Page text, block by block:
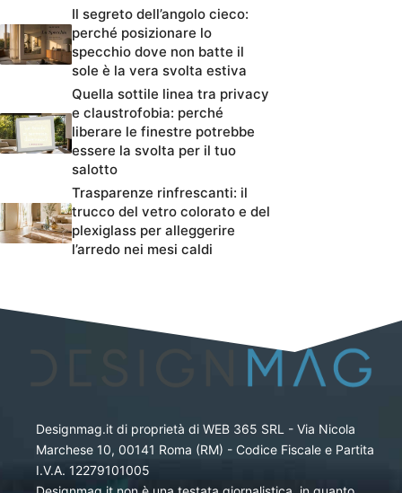
Il segreto dell’angolo cieco:
perché posizionare lo
specchio dove non batte il
sole è la vera svolta estiva
Quella sottile linea tra privacy
e claustrofobia: perché
liberare le finestre potrebbe
essere la svolta per il tuo
salotto
Trasparenze rinfrescanti: il
trucco del vetro colorato e del
plexiglass per alleggerire
l’arredo nei mesi caldi
Designmag.it di proprietà di WEB 365 SRL - Via Nicola
Marchese 10, 00141 Roma (RM) - Codice Fiscale e Partita
I.V.A. 12279101005